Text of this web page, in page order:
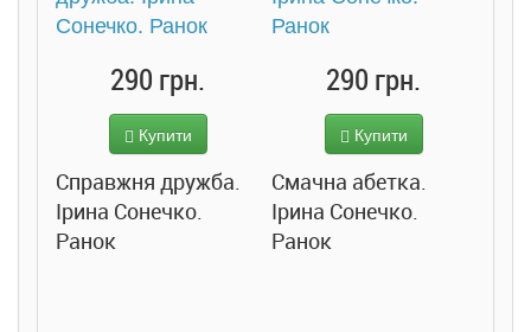
290 грн.
Купити
Справжня дружба.
Ірина Сонечко.
Ранок
290 грн.
Купити
Смачна абетка.
Ірина Сонечко.
Ранок